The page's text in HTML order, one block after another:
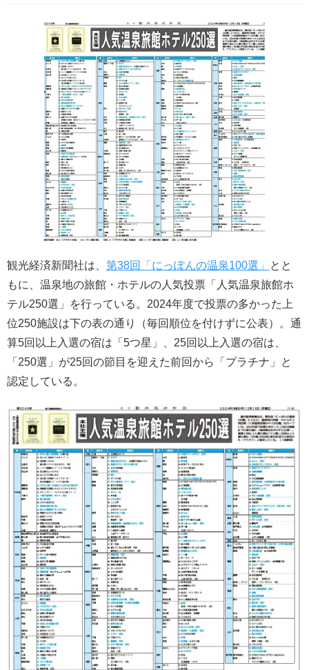
観光経済新聞社は、 第38回「にっぽんの温泉100選」
とと
もに、温泉地の旅館・ホテルの人気投票「人気温泉旅館ホ
テル250選」を行っている。2024年度で投票の多かった上
位250施設は下の表の通り（毎回順位を付けずに公表）。通
算5回以上入選の宿は「5つ星」、25回以上入選の宿は、
「250選」が25回の節目を迎えた前回から「プラチナ」と
認定している。